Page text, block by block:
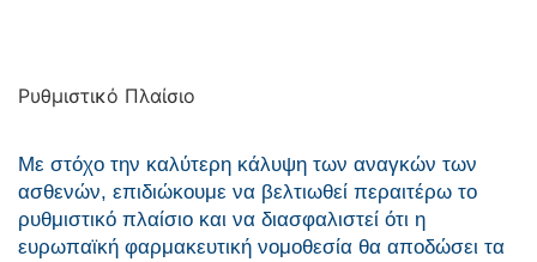
Ρυθμιστικό Πλαίσιο
Με στόχο την καλύτερη κάλυψη των αναγκών των
ασθενών, επιδιώκουμε να βελτιωθεί περαιτέρω το
ρυθμιστικό πλαίσιο και να διασφαλιστεί ότι η
ευρωπαϊκή φαρμακευτική νομοθεσία θα αποδώσει τα